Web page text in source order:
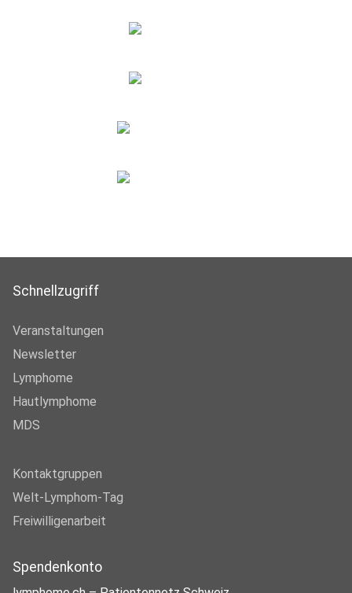
Schnellzugriff
Veranstaltungen
Newsletter
Lymphome
Hautlymphome
MDS
Kontaktgruppen
Welt-Lymphom-Tag
Freiwilligenarbeit
Spendenkonto